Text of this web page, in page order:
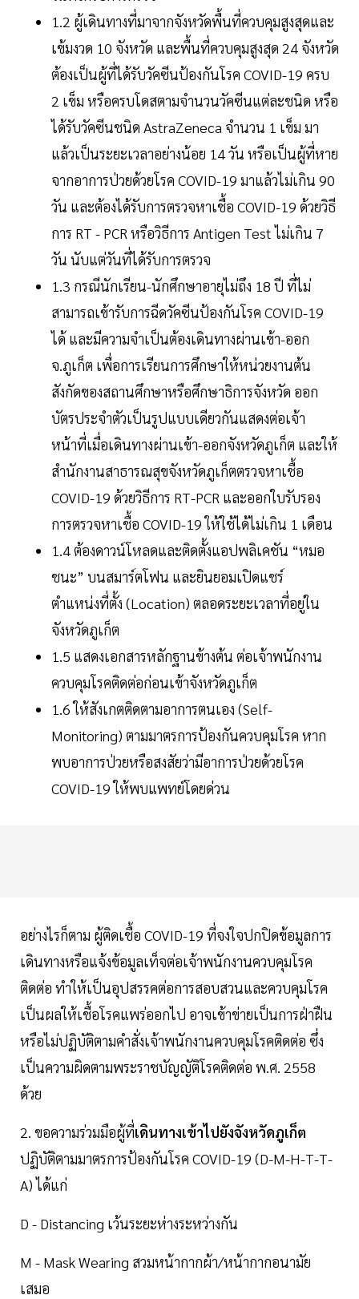
1.2 ผู้เดินทางที่มาจากจังหวัดพื้นที่ควบคุมสูงสุดและ
เข้มงวด 10 จังหวัด และพื้นที่ควบคุมสูงสุด 24 จังหวัด
ต้องเป็นผู้ที่ได้รับวัคซีนป้องกันโรค COVID-19 ครบ
2 เข็ม หรือครบโดสตามจำนวนวัคซีนแต่ละชนิด หรือ
ได้รับวัคซีนชนิด AstraZeneca จำนวน 1 เข็ม มา
แล้วเป็นระยะเวลาอย่างน้อย 14 วัน หรือเป็นผู้ที่หาย
จากอาการป่วยด้วยโรค COVID-19 มาแล้วไม่เกิน 90
วัน และต้องได้รับการตรวจหาเชื้อ COVID-19 ด้วยวิธี
การ RT - PCR หรือวิธีการ Antigen Test ไม่เกิน 7
วัน นับแต่วันที่ได้รับการตรวจ
1.3 กรณีนักเรียน-นักศึกษาอายุไม่ถึง 18 ปี ที่ไม่
สามารถเข้ารับการฉีดวัคซีนป้องกันโรค COVID-19
ได้ และมีความจำเป็นต้องเดินทางผ่านเข้า-ออก
จ.ภูเก็ต เพื่อการเรียนการศึกษาให้หน่วยงานต้น
สังกัดของสถานศึกษาหรือศึกษาธิการจังหวัด ออก
บัตรประจำตัวเป็นรูปแบบเดียวกันแสดงต่อเจ้า
หน้าที่เมื่อเดินทางผ่านเข้า-ออกจังหวัดภูเก็ต และให้
สำนักงานสาธารณสุขจังหวัดภูเก็ตตรวจหาเชื้อ
COVID-19 ด้วยวิธีการ RT-PCR และออกใบรับรอง
การตรวจหาเชื้อ COVID-19 ให้ใช้ได้ไม่เกิน 1 เดือน
1.4 ต้องดาวน์โหลดและติดตั้งแอปพลิเคชัน “หมอ
ชนะ” บนสมาร์ตโฟน และยินยอมเปิดแชร์
ตำแหน่งที่ตั้ง (Location) ตลอดระยะเวลาที่อยู่ใน
จังหวัดภูเก็ต
1.5 แสดงเอกสารหลักฐานข้างต้น ต่อเจ้าพนักงาน
ควบคุมโรคติดต่อก่อนเข้าจังหวัดภูเก็ต
1.6 ให้สังเกตติดตามอาการตนเอง (Self-
Monitoring) ตามมาตรการป้องกันควบคุมโรค หาก
พบอาการป่วยหรือสงสัยว่ามีอาการป่วยด้วยโรค
COVID-19 ให้พบแพทย์โดยด่วน
อย่างไรก็ตาม ผู้ติดเชื้อ COVID-19 ที่จงใจปกปิดข้อมูลการ
เดินทางหรือแจ้งข้อมูลเท็จต่อเจ้าพนักงานควบคุมโรค
ติดต่อ ทำให้เป็นอุปสรรคต่อการสอบสวนและควบคุมโรค
เป็นผลให้เชื้อโรคแพร่ออกไป อาจเข้าข่ายเป็นการฝ่าฝืน
หรือไม่ปฏิบัติตามคำสั่งเจ้าพนักงานควบคุมโรคติดต่อ ซึ่ง
เป็นความผิดตามพระราชบัญญัติโรคติดต่อ พ.ศ. 2558
ด้วย
2. ขอความร่วมมือผู้ที่เดินทางเข้าไปยังจังหวัดภูเก็ต
ปฏิบัติตามมาตรการป้องกันโรค COVID-19 (D-M-H-T-T-
A) ได้แก่
D - Distancing เว้นระยะห่างระหว่างกัน
M - Mask Wearing สวมหน้ากากผ้า/หน้ากากอนามัย
เสมอ